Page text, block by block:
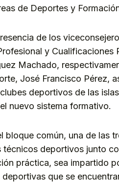
de Deportes y
de los
y Cualificaciones
Machado,
José Francisco Pérez,
deportivos de las
nuevo sistema formativo.
bloque común, una de las
técnicos deportivos junto
práctica, sea impartido
que se